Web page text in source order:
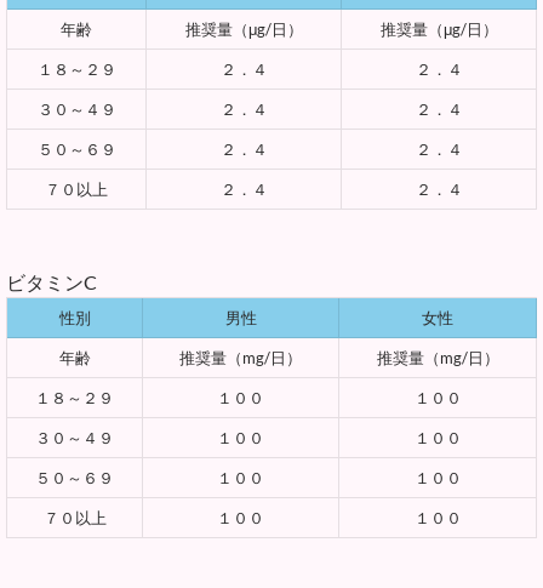
年齢 推奨量（μg/日） 推奨量（μg/日）
１８～２９ ２．４ ２．４
３０～４９ ２．４ ２．４
５０～６９ ２．４ ２．４
７０以上 ２．４ ２．４
ビタミンC
性別 男性 女性
年齢 推奨量（mg/日） 推奨量（mg/日）
１８～２９ １００ １００
３０～４９ １００ １００
５０～６９ １００ １００
７０以上 １００ １００